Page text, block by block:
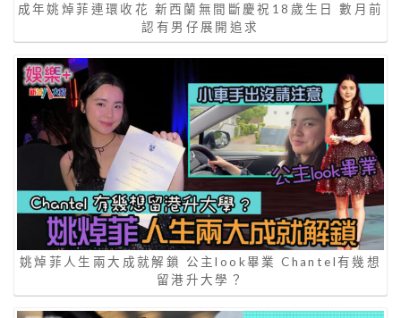
成年姚焯菲連環收花 新西蘭無間斷慶祝18歲生日 數月前
認有男仔展開追求
姚焯菲人生兩大成就解鎖 公主look畢業 Chantel有幾想
留港升大學？